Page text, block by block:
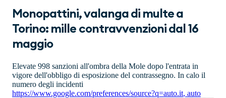
Monopattini, valanga di multe a
Torino: mille contravvenzioni dal 16
maggio
Elevate 998 sanzioni all'ombra della Mole dopo l'entrata in
vigore dell'obbligo di esposizione del contrassegno. In calo il
numero degli incidenti
https://www.google.com/preferences/source?q=auto.it, auto